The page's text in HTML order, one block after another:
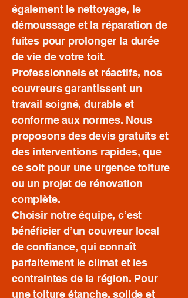
également le nettoyage, le
démoussage et la réparation de
fuites pour prolonger la durée
de vie de votre toit.
Professionnels et réactifs, nos
couvreurs garantissent un
travail soigné, durable et
conforme aux normes. Nous
proposons des devis gratuits et
des interventions rapides, que
ce soit pour une urgence toiture
ou un projet de rénovation
complète.
Choisir notre équipe, c’est
bénéficier d’un couvreur local
de confiance, qui connaît
parfaitement le climat et les
contraintes de la région. Pour
une toiture étanche, solide et